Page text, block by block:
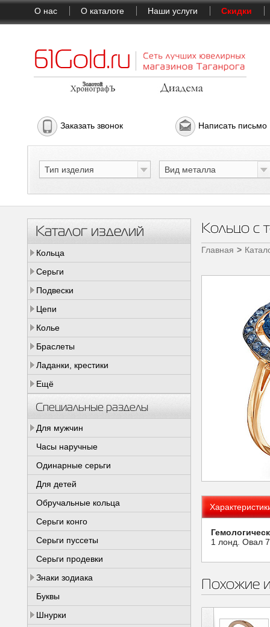
О нас О каталоге Наши услуги Скидки
Заказать звонок Написать письмо
Тип изделия Вид металла
Каталог изделий
Кольца
Серьги
Подвески
Цепи
Колье
Браслеты
Ладанки, крестики
Ещё
Специальные разделы
Для мужчин
Часы наручные
Одинарные серьги
Для детей
Обручальные кольца
Серьги конго
Серьги пуссеты
Серьги продевки
Знаки зодиака
Буквы
Шнурки
Кольцо с
Главная
1 лонд. Овал
Похожие